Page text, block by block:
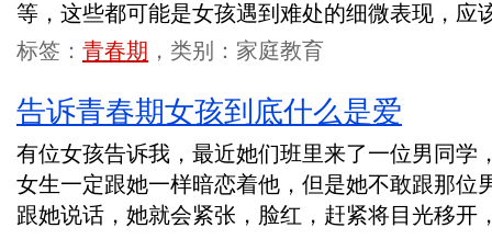
等，这些都可能是女孩遇到难处的细微表现，应
标签： 青春期 ，类别：家庭教育
告诉青春期女孩到底什么是爱
有位女孩告诉我，最近她们班里来了一位男同学
女生一定跟她一样暗恋着他，但是她不敢跟那位
跟她说话，她就会紧张，脸红，赶紧将目光移开